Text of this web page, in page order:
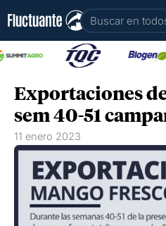
contenido
Buscar
Exportaciones
sem 40-51
11 enero 2023